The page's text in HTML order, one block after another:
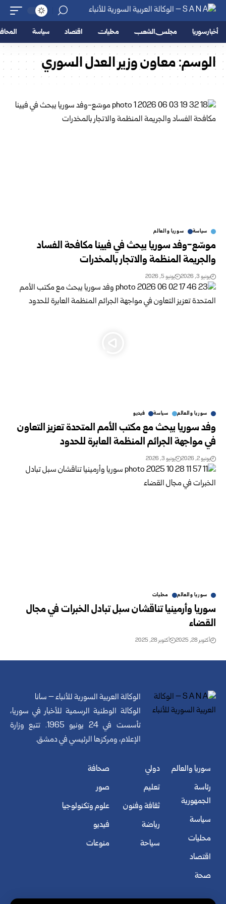
أخبار سوريا مجلس الشعب محليات اقتصاد سياسة
الوسم:معاون وزير العدل السوري
سياسة سوريا والعالم
موسّع-وفد سوريا يبحث في فيينا مكافحة الفساد
والجريمة المنظمة والاتجار بالمخدرات
يونيو 3, 2026 يونيو 5, 2026
سوريا والعالم سياسة فيديو
وفد سوريا يبحث مع مكتب الأمم المتحدة تعزيز التعاون
في مواجهة الجرائم المنظمة العابرة للحدود
يونيو 2, 2026 يونيو 3, 2026
سوريا والعالم محليات
سوريا وأرمينيا تناقشان سبل تبادل الخبرات في مجال
القضاء
أكتوبر 28, 2025 أكتوبر 28, 2025
الوكالة العربية السورية للأنباء – سانا
الوكالة الوطنية الرسمية للأخبار في سوريا،
تأسست في 24 يونيو 1965. تتبع وزارة
الإعلام، ومركزها الرئيسي في دمشق.
سوريا والعالم
رئاسة
الجمهورية
سياسة
محليات
اقتصاد
صحة
دولي
تعليم
ثقافة وفنون
رياضة
سياحة
صحافة
صور
علوم وتكنولوجيا
فيديو
منوعات